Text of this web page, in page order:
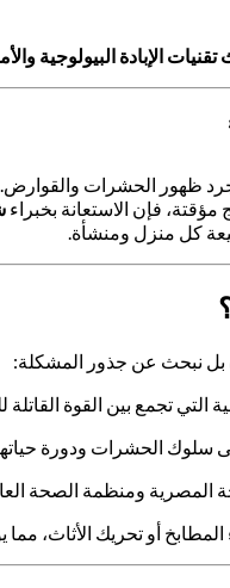
الإبادة البيولوجية
ظهور الحشرات
مؤقتة، فإن الاستعانة بخبراء
كل منزل ومنشأة.
بل نبحث عن جذور المشكلة:
التي تجمع بين القوة
سلوك الحشرات ودورة
المصرية ومنظمة الصحة
المطابخ أو تحريك الأثاث،